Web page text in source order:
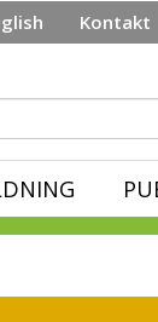
Kontakt